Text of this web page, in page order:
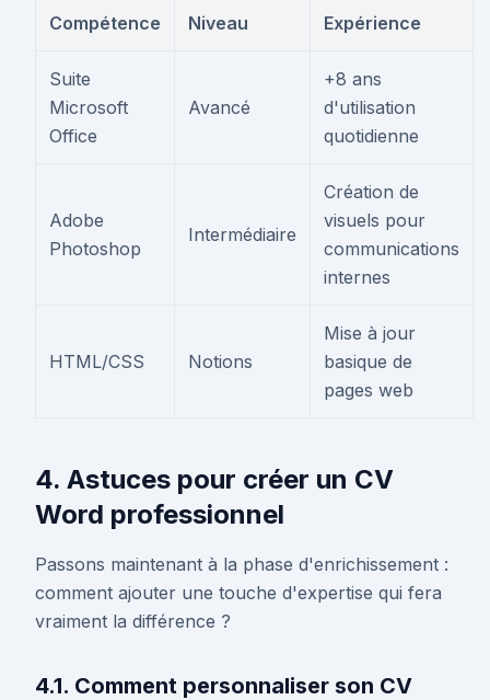
Compétence Niveau Expérience
Suite
Microsoft
Office
Avancé
+8 ans
d'utilisation
quotidienne
Adobe
Photoshop
Intermédiaire
Création de
visuels pour
communications
internes
HTML/CSS Notions
Mise à jour
basique de
pages web
4. Astuces pour créer un CV
Word professionnel
Passons maintenant à la phase d'enrichissement :
comment ajouter une touche d'expertise qui fera
vraiment la différence ?
4.1. Comment personnaliser son CV